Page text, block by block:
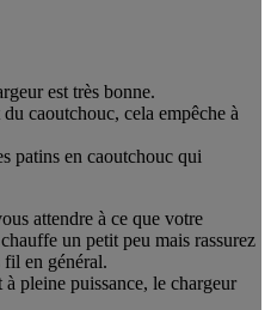
est très bonne.
caoutchouc, cela empêche à
patins en caoutchouc qui
attendre à ce que votre
un petit peu mais rassurez
fil en général.
pleine puissance, le chargeur